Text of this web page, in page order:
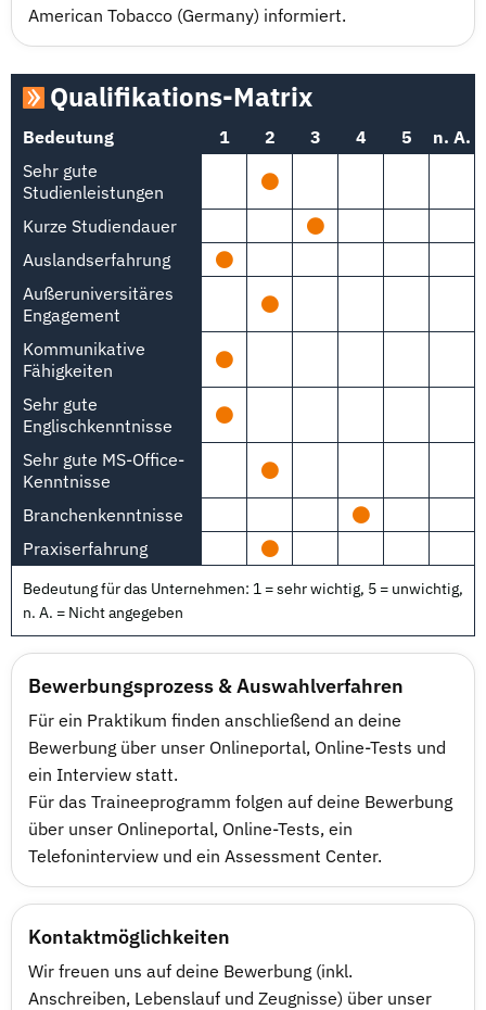
American Tobacco (Germany) informiert.
Qualifikations-Matrix
Bedeutung 1 2 3 4 5
n. A.
Sehr gute
Studienleistungen
Kurze Studiendauer
Auslandserfahrung
Außeruniversitäres
Engagement
Kommunikative
Fähigkeiten
Sehr gute
Englischkenntnisse
Sehr gute MS-Office-
Kenntnisse
Branchenkenntnisse
Praxiserfahrung
Bedeutung für das Unternehmen: 1 = sehr wichtig, 5 = unwichtig,
n. A. = Nicht angegeben
Bewerbungsprozess & Auswahlverfahren
Für ein Praktikum finden anschließend an deine
Bewerbung über unser Onlineportal, Online-Tests und
ein Interview statt.
Für das Traineeprogramm folgen auf deine Bewerbung
über unser Onlineportal, Online-Tests, ein
Telefoninterview und ein Assessment Center.
Kontaktmöglichkeiten
Wir freuen uns auf deine Bewerbung (inkl.
Anschreiben, Lebenslauf und Zeugnisse) über unser